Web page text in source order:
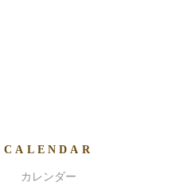
CALENDAR
カレンダー